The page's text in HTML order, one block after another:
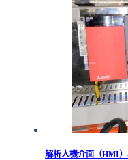
解析人機介面（HMI